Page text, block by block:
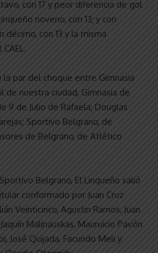
con 17 y peor diferencia de gol
noveno, con 13; y con
décimo, con 13 y la misma
la par del choque entre Gimnasia
de nuestra ciudad, Gimnasia de
9 de Julio de Rafaela; Douglas
Sportivo Belgrano, de
de Belgrano, de Atlético
Belgrano, El Linqueño salió
conformado por Juan Cruz
Veinticinco, Agustin Ramos, Juan
Malinauskas, Mauruicio Pavón
José Quijada, Facundo Meli y